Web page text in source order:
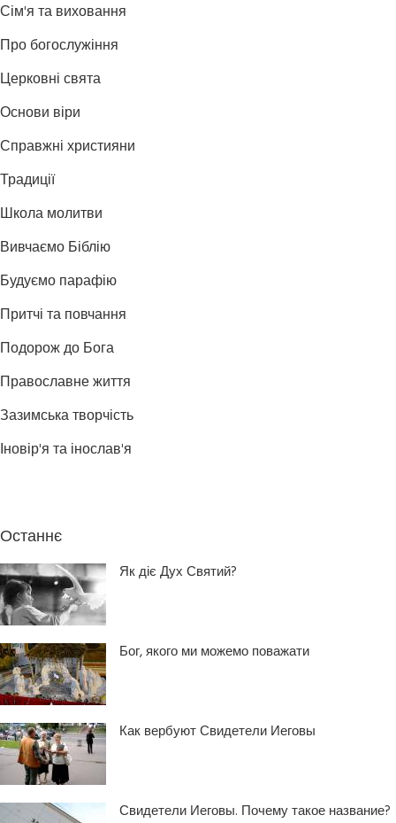
Сім'я та виховання
Про богослужіння
Церковні свята
Основи віри
Справжні християни
Традиції
Школа молитви
Вивчаємо Біблію
Будуємо парафію
Притчі та повчання
Подорож до Бога
Православне життя
Зазимська творчість
Іновір'я та інослав'я
Останнє
Як діє Дух Святий?
Бог, якого ми можемо поважати
Как вербуют Свидетели Иеговы
Свидетели Иеговы. Почему такое название?